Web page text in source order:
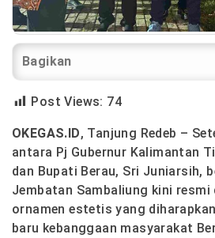
Bagikan
Post Views: 74
OKEGAS.ID, Tanjung Redeb –
antara Pj Gubernur Kalimantan
dan Bupati Berau, Sri Juniarsih,
Jembatan Sambaliung kini resmi
ornamen estetis yang
baru kebanggaan masyarakat